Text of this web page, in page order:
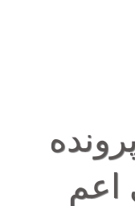
اعم